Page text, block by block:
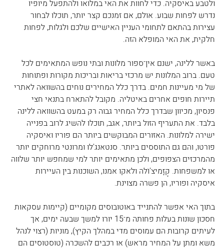
ולטבע באיסקיה. כדי לחוות את האי במלואו ולהתפעל מיופיו
נדרש לפחות שבוע. אולם, אם זמנכם קצר יותר, תוכלו לבחור
עצירות בהתאם לתחומי העניין האישיים שלכם ולגלות, לפחות
חלקית, את האי המופלא הזה.
באשר ללינה, ישנם אין‏־ספור מלונות ובתי נופש המתאימים לכל
טעם. ברוב המלונות יש מרכזי בריאות ובריכות מקורות ופתוחות
של מי מעיינות חמים. בדרך כלל המחירים נוחים בהשוואה לאתרי
תיירות חופים אחרים באיטליה. מקובל להתארח בתנאי חצי
פנסיון, מכיוון שבדרך כלל המחיר גבוה רק במעט בהשוואה ללינה
בלבד. את התעריף הזול ביותר, אגב, תוכלו להשיג לרוב בפנייה
ישירה למלונות. האזורים המבוקשים ביותר הם פוריו ואיסקיה
פורטו, והם גם התוססים ביותר. סנטאנג'לו ומרונטי מרוחקים יותר
מהמרכזים הצפופים, ולכן מתאימים יותר למי שמחפש יותר שלווה
או למשפחות. קָזָמיצ'וֹלה ולאקו אמנו, השוכנות בין העיירות
איסקיה ופוריו, הן פשרה מצוינת.
בתוך האי אפשר להתנייד באוטובוסים מקומיים (קיימות עסקאות
חסכון שונות בעלות פחותה מ־15 יורו למשך שבעה ימים, אך
לעיתים קרובות הם עמוסים מדי במהלך הקיץ), מוניות (רצוי לנהל
משא ומתן על המחיר מראש) או רכבים להשכרה (טוסטוסים הם